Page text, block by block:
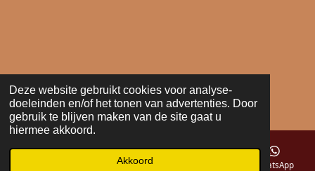
Deze website gebruikt cookies voor analyse-
doeleinden en/of het tonen van advertenties. Door
gebruik te blijven maken van de site gaat u
hiermee akkoord.
Akkoord
Telefoonnummer WhatsApp